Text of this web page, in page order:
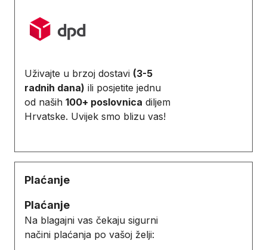
Uživajte u brzoj dostavi (3-5
radnih dana) ili posjetite jednu
od naših 100+ poslovnica diljem
Hrvatske. Uvijek smo blizu vas!
Plaćanje
Plaćanje
Na blagajni vas čekaju sigurni
načini plaćanja po vašoj želji: